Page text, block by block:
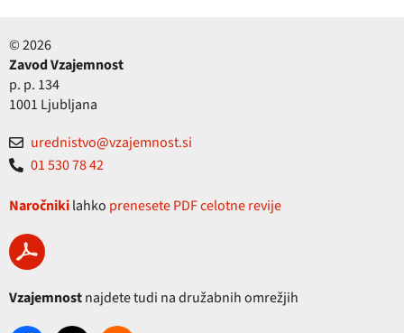
© 2026
Zavod Vzajemnost
p. p. 134
1001 Ljubljana
urednistvo@vzajemnost.si
01 530 78 42
Naročnikilahko prenesete PDF celotne revije
Vzajemnostnajdete tudi na družabnih omrežjih